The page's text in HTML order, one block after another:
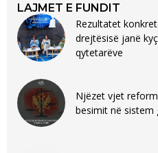
LAJMET E FUNDIT
Rezultatet
drejtësisë janë
qytetarëve
Njëzet vjet
besimit në sistem